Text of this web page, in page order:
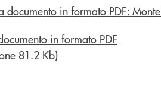
in formato PDF
81.2 Kb)